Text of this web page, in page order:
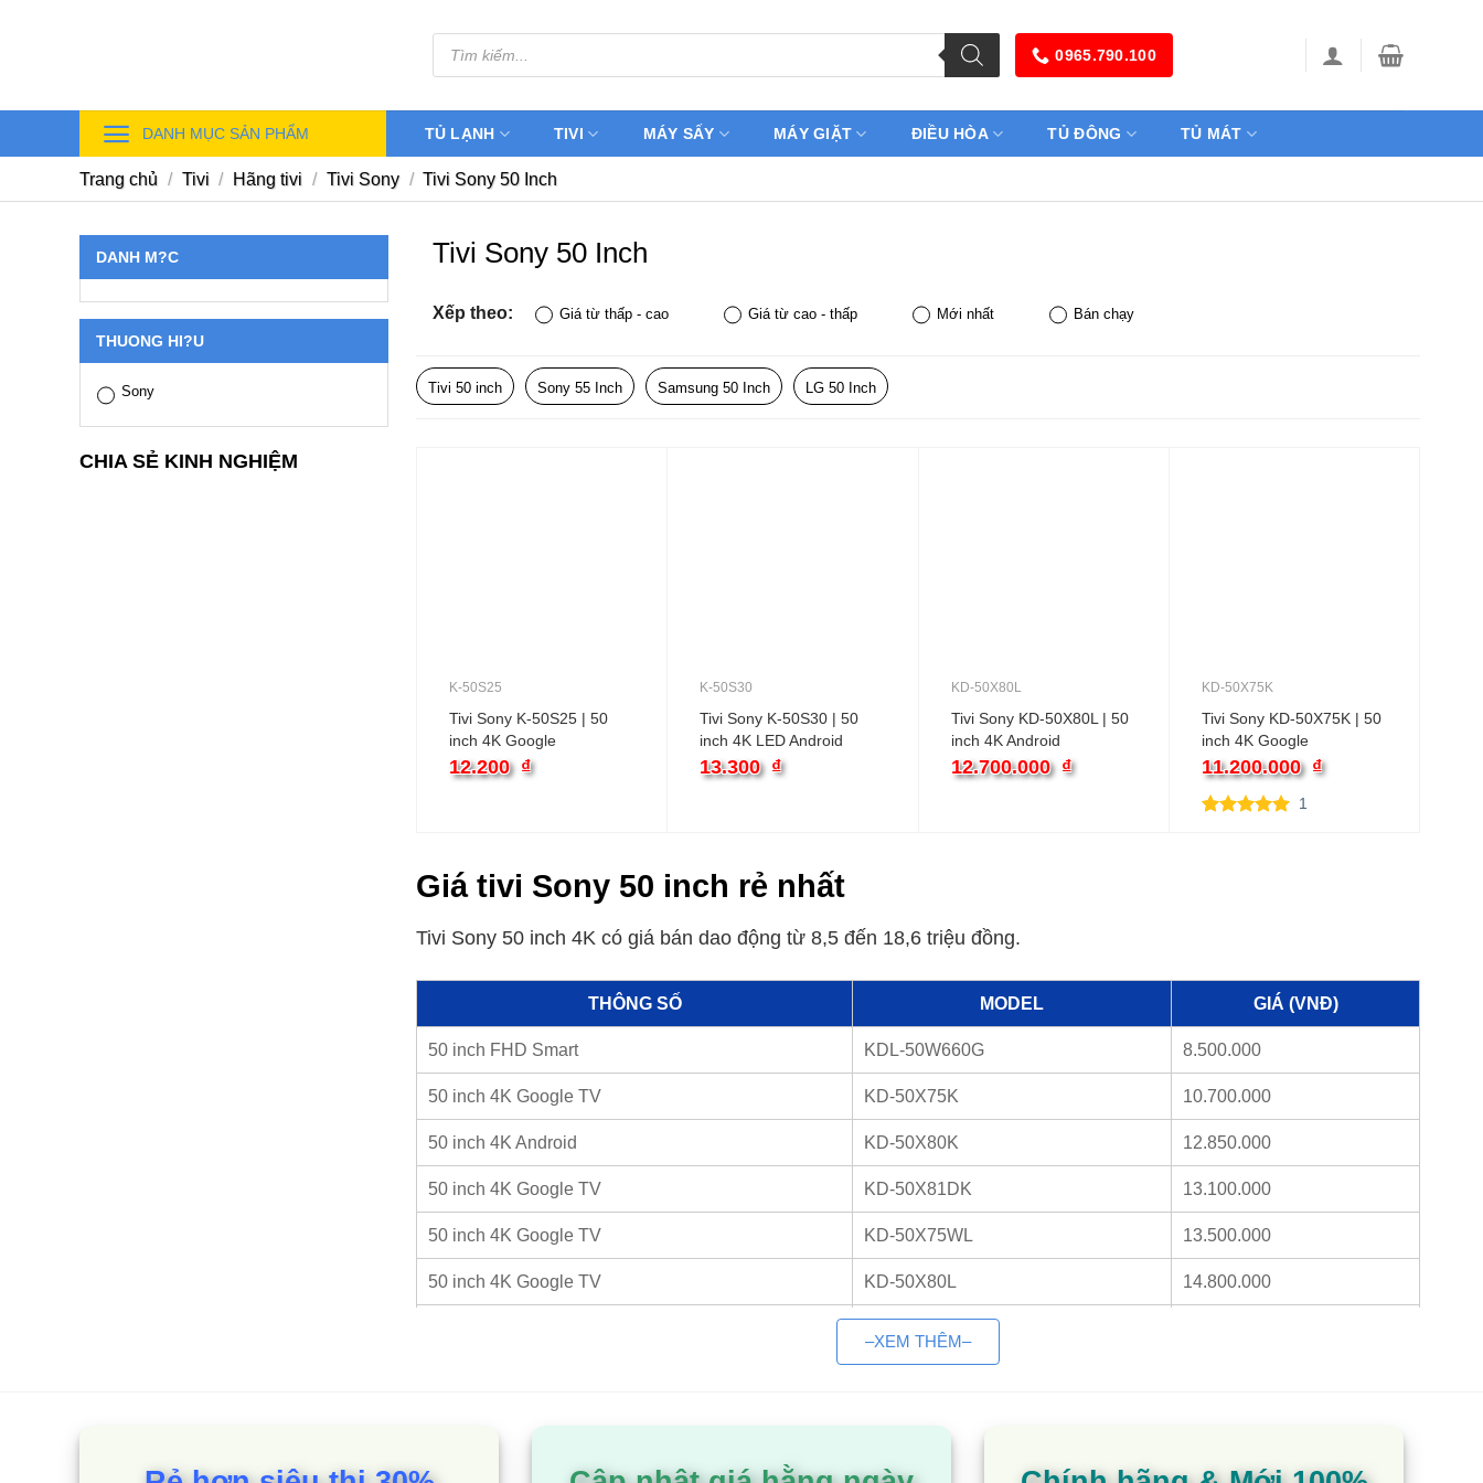
Tìm
kiếm
sản
0965.790.100
DANH MỤC SẢN PHẨM TỦ LẠNH TIVI MÁY SẤY MÁY GIẶT ĐIỀU HÒA TỦ ĐÔNG TỦ MÁT
Trang chủ / Tivi / Hãng tivi / Tivi Sony / Tivi Sony 50 Inch
DANH M?C
THUONG HI?U
Sony
CHIA SẺ KINH NGHIỆM
Tivi Sony 50 Inch
Xếp theo: Giá từ thấp - cao Giá từ cao - thấp Mới nhất Bán chạy
Tivi 50 inch Sony 55 Inch Samsung 50 Inch LG 50 Inch
K-50S25
Tivi Sony K-50S25 | 50
inch 4K Google
12.200 ₫
K-50S30
Tivi Sony K-50S30 | 50
inch 4K LED Android
13.300 ₫
KD-50X80L
Tivi Sony KD-50X80L | 50
inch 4K Android
12.700.000 ₫
KD-50X75K
Tivi Sony KD-50X75K | 50
inch 4K Google
11.200.000 ₫
1
Giá tivi Sony 50 inch rẻ nhất
Tivi Sony 50 inch 4K có giá bán dao động từ 8,5 đến 18,6 triệu đồng.
THÔNG SỐ MODEL GIÁ (VNĐ)
50 inch FHD Smart KDL-50W660G 8.500.000
50 inch 4K Google TV KD-50X75K 10.700.000
50 inch 4K Android KD-50X80K 12.850.000
50 inch 4K Google TV KD-50X81DK 13.100.000
50 inch 4K Google TV KD-50X75WL 13.500.000
50 inch 4K Google TV KD-50X80L 14.800.000
KD-50X85K
Giới thiệu tivi Sony 50 inch
–XEM THÊM–